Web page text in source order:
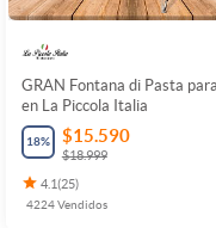
GRAN Fontana di Pasta
en La Piccola Italia
18% $15.590
$18.999
4.1(25)
4224Vendidos